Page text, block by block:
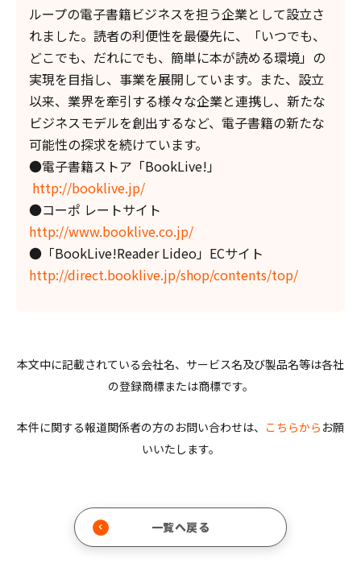
ループの電子書籍ビジネスを担う企業として設立さ
れました。読者の利便性を最優先に、「いつでも、
どこでも、だれにでも、簡単に本が読める環境」の
実現を目指し、事業を展開しています。また、設立
以来、業界を牽引する様々な企業と連携し、新たな
ビジネスモデルを創出するなど、電子書籍の新たな
可能性の探求を続けています。
●電子書籍ストア「BookLive!」
http://booklive.jp/
●コーポ レートサイト
http://www.booklive.co.jp/
●「BookLive!Reader Lideo」ECサイト
http://direct.booklive.jp/shop/contents/top/
本文中に記載されている会社名、サービス名及び製品名等は各社
の登録商標または商標です。
本件に関する報道関係者の方のお問い合わせは、 こちらから お願
いいたします。
一覧へ戻る